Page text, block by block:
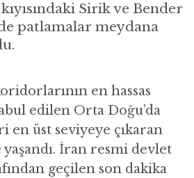
Sirik ve Bender
patlamalar meydana
en hassas
edilen Orta Doğu’da
üst seviyeye çıkaran
İran resmi devlet
geçilen son dakika